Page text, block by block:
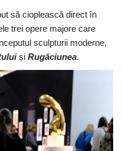
să cioplească direct în
trei opere majore care
sculpturii moderne,
și Rugăciunea.